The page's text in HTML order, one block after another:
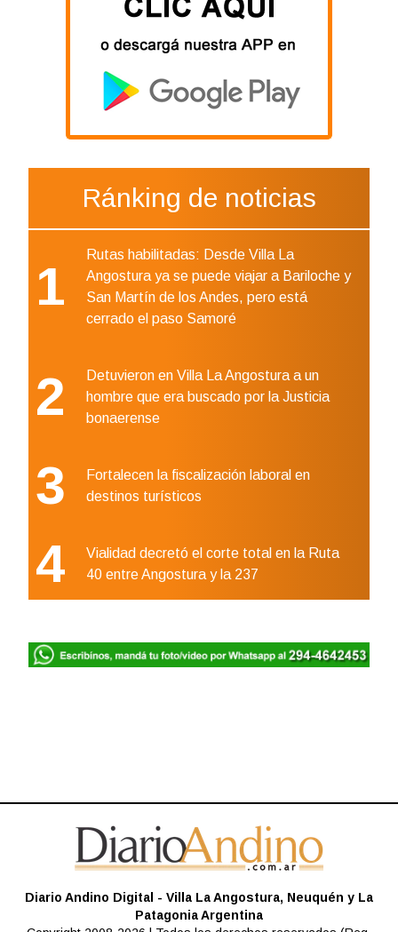
Ránking de noticias
1
Rutas habilitadas: Desde Villa La
Angostura ya se puede viajar a Bariloche y
San Martín de los Andes, pero está
cerrado el paso Samoré
2
Detuvieron en Villa La Angostura a un
hombre que era buscado por la Justicia
bonaerense
3
Fortalecen la fiscalización laboral en
destinos turísticos
4
Vialidad decretó el corte total en la Ruta
40 entre Angostura y la 237
Diario Andino Digital - Villa La Angostura, Neuquén y La
Patagonia Argentina